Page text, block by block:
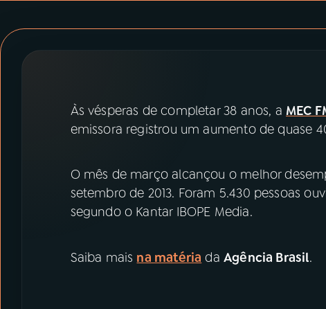
PRÊMIO RÁDIO MEC
YouTube Facebook
Instagram X
Às vésperas de completar 38 anos, a MEC
emissora registrou um aumento de quase
O mês de março alcançou o melhor
setembro de 2013. Foram 5.430 pessoas
segundo o Kantar IBOPE Media.
Saiba mais na matéria daAgência Brasil.